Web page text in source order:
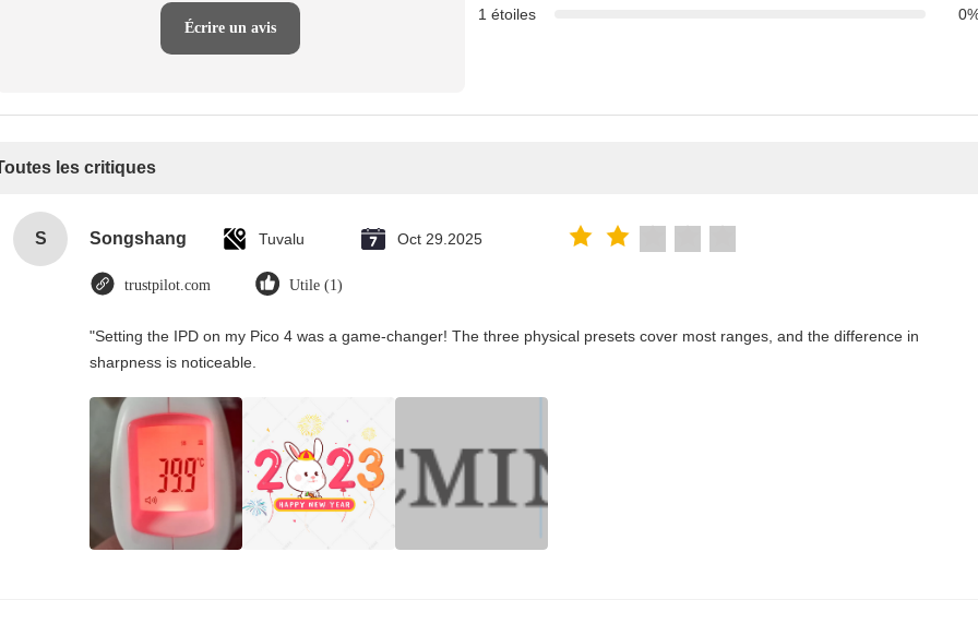
Écrire un avis
1 étoiles
les critiques
S Songshang Tuvalu Oct 29.2025
trustpilot.com Utile (1)
"Setting the IPD on my Pico 4 was a game-changer! The three physical presets cover most ranges, and the difference in
sharpness is noticeable.